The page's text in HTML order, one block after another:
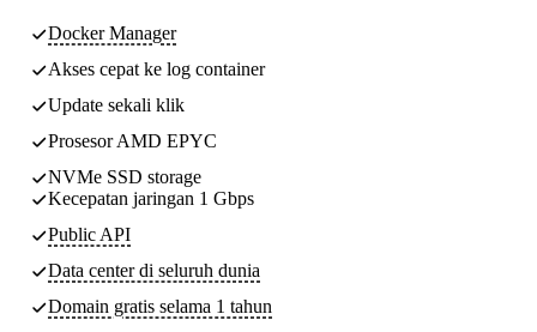
Docker Manager
Akses cepat ke log container
Update sekali klik
Prosesor AMD EPYC
NVMe SSD storage
Kecepatan jaringan 1 Gbps
Public API
Data center di seluruh dunia
Domain gratis selama 1 tahun